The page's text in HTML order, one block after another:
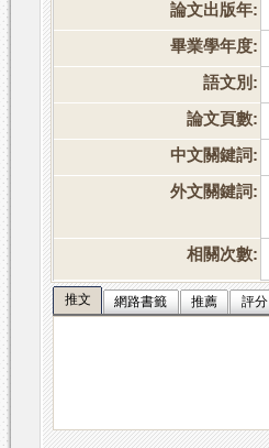
論文出版年:
畢業學年度:
語文別:
論文頁數:
中文關鍵詞:
外文關鍵詞:
相關次數:
推文 網路書籤 推薦 評分